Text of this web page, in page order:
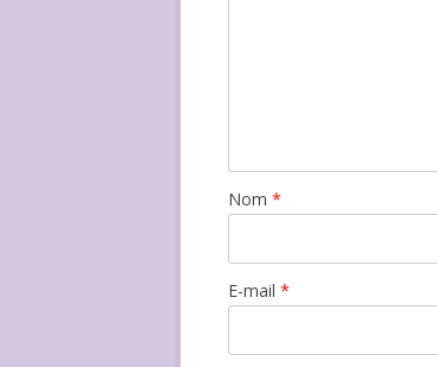
Nom *
E-mail *